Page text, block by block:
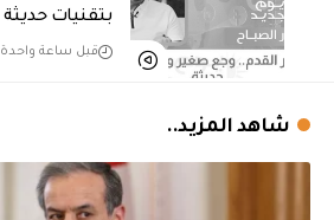
بتقنيات حديثة
قبل ساعة واحدة
شاهد المزيد..